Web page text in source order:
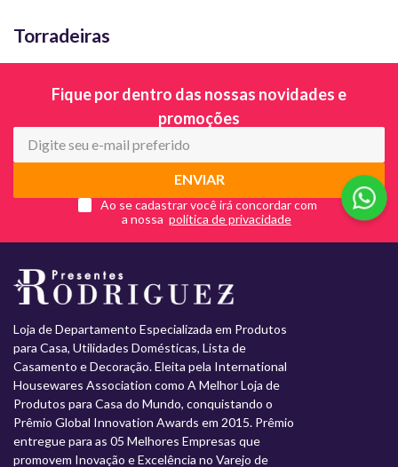
Torradeiras
Fique por dentro das nossas novidades e
promoções
ENVIAR
Ao se cadastrar você irá concordar com
a nossa
Loja de Departamento Especializada em Produtos
para Casa, Utilidades Domésticas, Lista de
Casamento e Decoração. Eleita pela International
Housewares Association como A Melhor Loja de
Produtos para Casa do Mundo, conquistando o
Prêmio Global Innovation Awards em 2015. Prêmio
entregue para as 05 Melhores Empresas que
promovem Inovação e Excelência no Varejo de